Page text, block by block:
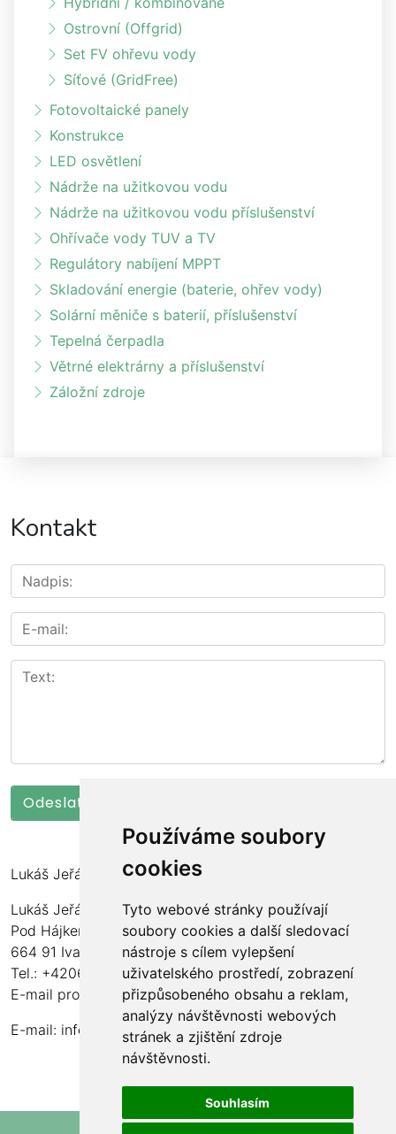
Používáme soubory
cookies
Tyto webové stránky používají
soubory cookies a další sledovací
nástroje s cílem vylepšení
uživatelského prostředí, zobrazení
přizpůsobeného obsahu a reklam,
analýzy návštěvnosti webových
stránek a zjištění zdroje
návštěvnosti.
Souhlasím
Ostrovní (Offgrid)
Set FV ohřevu vody
Síťové (GridFree)
Fotovoltaické panely
Konstrukce
LED osvětlení
Nádrže na užitkovou vodu
Nádrže na užitkovou vodu příslušenství
Ohřívače vody TUV a TV
Regulátory nabíjení MPPT
Skladování energie (baterie, ohřev vody)
Solární měniče s baterií, příslušenství
Tepelná čerpadla
Větrné elektrárny a příslušenství
Záložní zdroje
Kontakt
Lukáš Jeřábek
Lukáš Jeřábek
Pod Hájkem 77/97
664 91 Ivančice
Tel.: +420606190173
E-mail pro montáže: montaze@ecosolartechnology.cz
E-mail: info@ecosolartechnology.cz